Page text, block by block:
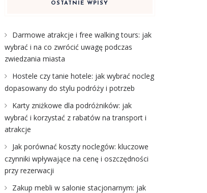
OSTATNIE WPISY
Darmowe atrakcje i free walking tours: jak
wybrać i na co zwrócić uwagę podczas
zwiedzania miasta
Hostele czy tanie hotele: jak wybrać nocleg
dopasowany do stylu podróży i potrzeb
Karty zniżkowe dla podróżników: jak
wybrać i korzystać z rabatów na transport i
atrakcje
Jak porównać koszty noclegów: kluczowe
czynniki wpływające na cenę i oszczędności
przy rezerwacji
Zakup mebli w salonie stacjonarnym: jak